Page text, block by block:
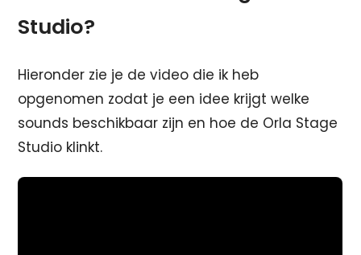
Studio?
Hieronder zie je de video die ik heb
opgenomen zodat je een idee krijgt welke
sounds beschikbaar zijn en hoe de Orla Stage
Studio klinkt.